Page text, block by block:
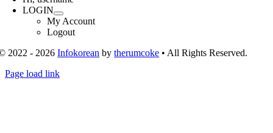
LOGIN
My Account
Logout
2022 - 2026Infokorean bytherumcoke • All Rights Reserved.
Toggle
Page load link